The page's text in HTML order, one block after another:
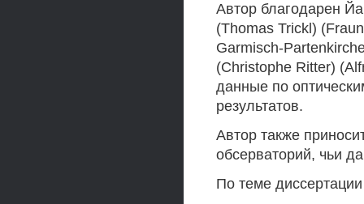
Автор благодарен
(Thomas Trickl)
Garmisch-
(Christophe Ritter)
данные по
результатов.
Автор также
обсерваторий, чьи
По теме